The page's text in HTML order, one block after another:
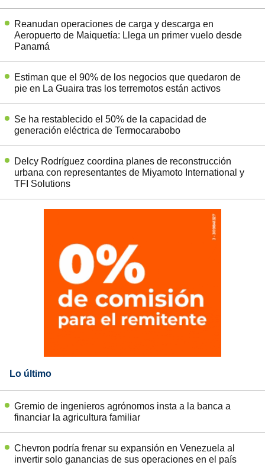
Reanudan operaciones de carga y descarga en
Aeropuerto de Maiquetía: Llega un primer vuelo desde
Panamá
Estiman que el 90% de los negocios que quedaron de
pie en La Guaira tras los terremotos están activos
Se ha restablecido el 50% de la capacidad de
generación eléctrica de Termocarabobo
Delcy Rodríguez coordina planes de reconstrucción
urbana con representantes de Miyamoto International y
TFI Solutions
Lo último
Gremio de ingenieros agrónomos insta a la banca a
financiar la agricultura familiar
Chevron podría frenar su expansión en Venezuela al
invertir solo ganancias de sus operaciones en el país